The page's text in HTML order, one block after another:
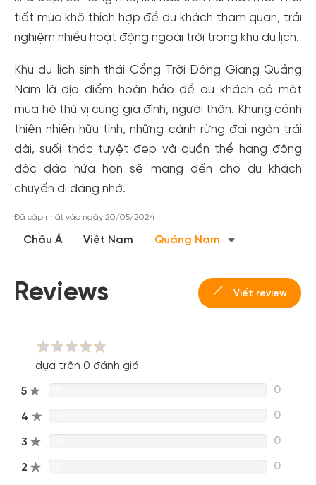
tiết mùa khô thích hợp để du khách tham quan, trải
nghiệm nhiều hoạt động ngoài trời trong khu du lịch.
Khu du lịch sinh thái Cổng Trời Đông Giang Quảng
Nam là địa điểm hoàn hảo để du khách có một
mùa hè thú vị cùng gia đình, người thân. Khung cảnh
thiên nhiên hữu tình, những cánh rừng đại ngàn trải
dài, suối thác tuyệt đẹp và quần thể hang động
độc đáo hứa hẹn sẽ mang đến cho du khách
chuyến đi đáng nhớ.
Đã cập nhật vào ngày 20/05/2024
Châu Á Việt Nam Quảng Nam
Reviews Viết review
dựa trên 0 đánh giá
5 0
4 0
3 0
2 0